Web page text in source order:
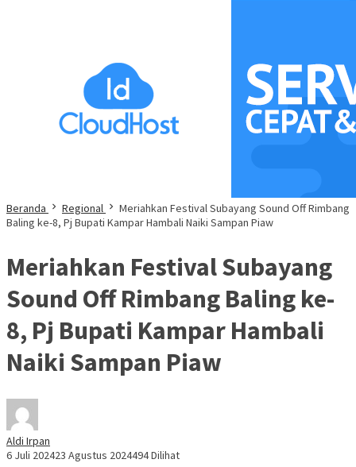
Beranda Regional
Meriahkan Festival Subayang Sound Off Rimbang
Baling ke-8, Pj Bupati Kampar Hambali Naiki Sampan Piaw
Meriahkan Festival Subayang
Sound Off Rimbang Baling ke-
8, Pj Bupati Kampar Hambali
Naiki Sampan Piaw
Aldi Irpan
6 Juli 202423 Agustus 2024494 Dilihat